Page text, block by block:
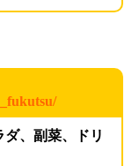
、副菜、ドリ